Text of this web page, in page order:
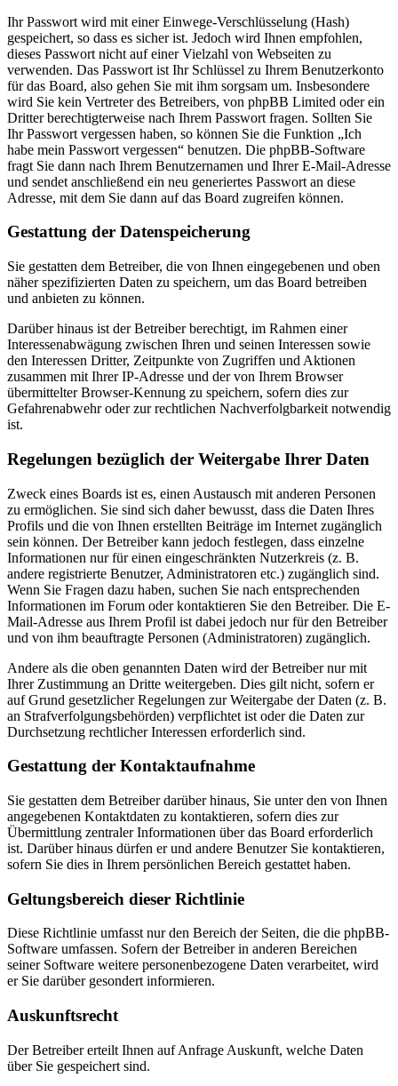
Ihr Passwort wird mit einer Einwege-Verschlüsselung (Hash)
gespeichert, so dass es sicher ist. Jedoch wird Ihnen empfohlen,
dieses Passwort nicht auf einer Vielzahl von Webseiten zu
verwenden. Das Passwort ist Ihr Schlüssel zu Ihrem Benutzerkonto
für das Board, also gehen Sie mit ihm sorgsam um. Insbesondere
wird Sie kein Vertreter des Betreibers, von phpBB Limited oder ein
Dritter berechtigterweise nach Ihrem Passwort fragen. Sollten Sie
Ihr Passwort vergessen haben, so können Sie die Funktion „Ich
habe mein Passwort vergessen“ benutzen. Die phpBB-Software
fragt Sie dann nach Ihrem Benutzernamen und Ihrer E-Mail-Adresse
und sendet anschließend ein neu generiertes Passwort an diese
Adresse, mit dem Sie dann auf das Board zugreifen können.
Gestattung der Datenspeicherung
Sie gestatten dem Betreiber, die von Ihnen eingegebenen und oben
näher spezifizierten Daten zu speichern, um das Board betreiben
und anbieten zu können.
Darüber hinaus ist der Betreiber berechtigt, im Rahmen einer
Interessenabwägung zwischen Ihren und seinen Interessen sowie
den Interessen Dritter, Zeitpunkte von Zugriffen und Aktionen
zusammen mit Ihrer IP-Adresse und der von Ihrem Browser
übermittelter Browser-Kennung zu speichern, sofern dies zur
Gefahrenabwehr oder zur rechtlichen Nachverfolgbarkeit notwendig
ist.
Regelungen bezüglich der Weitergabe Ihrer Daten
Zweck eines Boards ist es, einen Austausch mit anderen Personen
zu ermöglichen. Sie sind sich daher bewusst, dass die Daten Ihres
Profils und die von Ihnen erstellten Beiträge im Internet zugänglich
sein können. Der Betreiber kann jedoch festlegen, dass einzelne
Informationen nur für einen eingeschränkten Nutzerkreis (z. B.
andere registrierte Benutzer, Administratoren etc.) zugänglich sind.
Wenn Sie Fragen dazu haben, suchen Sie nach entsprechenden
Informationen im Forum oder kontaktieren Sie den Betreiber. Die E-
Mail-Adresse aus Ihrem Profil ist dabei jedoch nur für den Betreiber
und von ihm beauftragte Personen (Administratoren) zugänglich.
Andere als die oben genannten Daten wird der Betreiber nur mit
Ihrer Zustimmung an Dritte weitergeben. Dies gilt nicht, sofern er
auf Grund gesetzlicher Regelungen zur Weitergabe der Daten (z. B.
an Strafverfolgungsbehörden) verpflichtet ist oder die Daten zur
Durchsetzung rechtlicher Interessen erforderlich sind.
Gestattung der Kontaktaufnahme
Sie gestatten dem Betreiber darüber hinaus, Sie unter den von Ihnen
angegebenen Kontaktdaten zu kontaktieren, sofern dies zur
Übermittlung zentraler Informationen über das Board erforderlich
ist. Darüber hinaus dürfen er und andere Benutzer Sie kontaktieren,
sofern Sie dies in Ihrem persönlichen Bereich gestattet haben.
Geltungsbereich dieser Richtlinie
Diese Richtlinie umfasst nur den Bereich der Seiten, die die phpBB-
Software umfassen. Sofern der Betreiber in anderen Bereichen
seiner Software weitere personenbezogene Daten verarbeitet, wird
er Sie darüber gesondert informieren.
Auskunftsrecht
Der Betreiber erteilt Ihnen auf Anfrage Auskunft, welche Daten
über Sie gespeichert sind.